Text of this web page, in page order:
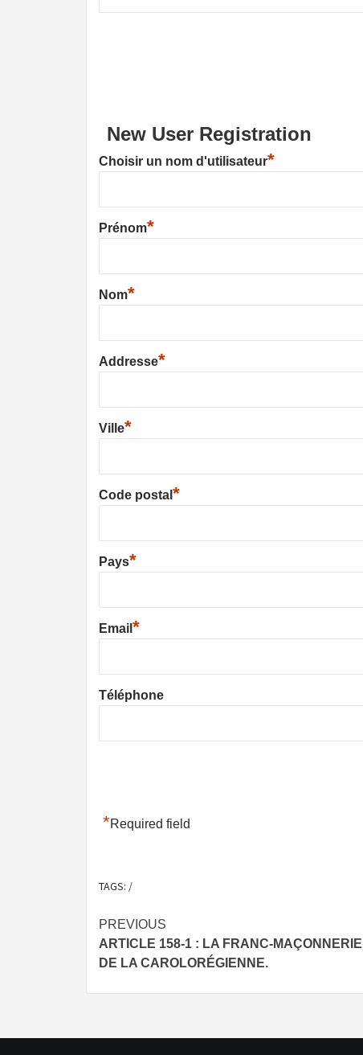
New User Registration
Choisir un nom d'utilisateur*
Prénom*
Nom*
Addresse*
Ville*
Code postal *
Pays*
Email *
Téléphone
*Required field
TAGS: /
Post
navigation
PREVIOUS
ARTICLE 158-1 : LA FRANC-
DE LA CAROLORÉGIENNE.